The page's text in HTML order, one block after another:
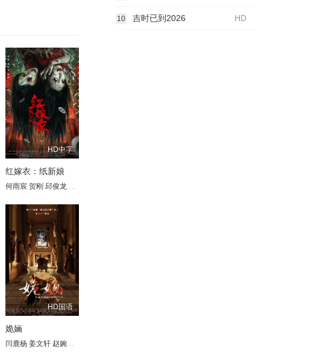
Lars Bitterlich Lisa Stern
科拉·亚历克西斯 伊芙·麦凯林
西 Vishwadev Rachakonda
HD中字
红嫁衣：纸新娘
何雨宸 贺刚 邱俊龙 许诺
阿德南·马拉尔
拉贾特·卡普尔
HD国语
姽婳
闫鹿杨 姜文轩 赵婉娇
HD
10 吉时已到2026